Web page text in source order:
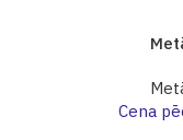
Cena